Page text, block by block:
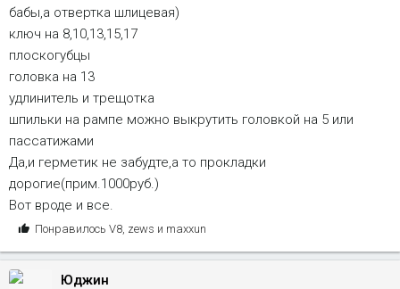
бабы,а отвертка шлицевая)
ключ на 8,10,13,15,17
плоскогубцы
головка на 13
удлинитель и трещотка
шпильки на рампе можно выкрутить головкой на 5 или
пассатижами
Да,и герметик не забудте,а то прокладки
дорогие(прим.1000руб.)
Вот вроде и все.
С
м
Понравилось V8, zews и maxxun
Юджин